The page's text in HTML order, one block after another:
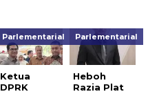
Parlementarial
Ketua
DPRK
Parlementarial
Heboh
Razia Plat